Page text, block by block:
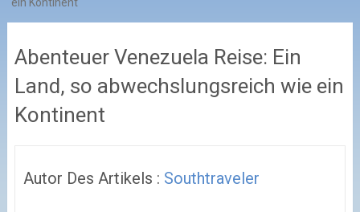
Abenteuer Venezuela Reise: Ein
Land, so abwechslungsreich wie ein
Kontinent
Autor Des Artikels : Southtraveler